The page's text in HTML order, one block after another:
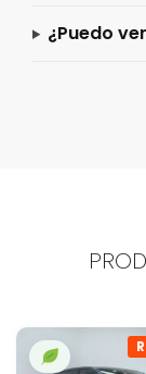
¿Puedo